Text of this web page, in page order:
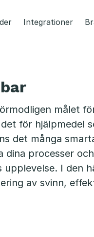
Integrationer
målet
för hjälpmedel
det många
processer
I den
av svinn,